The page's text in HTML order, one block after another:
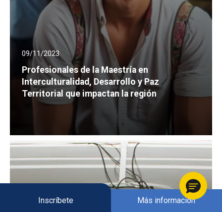
Inscríbete Más información
09/11/2023
Profesionales de la Maestría en
Interculturalidad, Desarrollo y Paz
Territorial que impactan la región